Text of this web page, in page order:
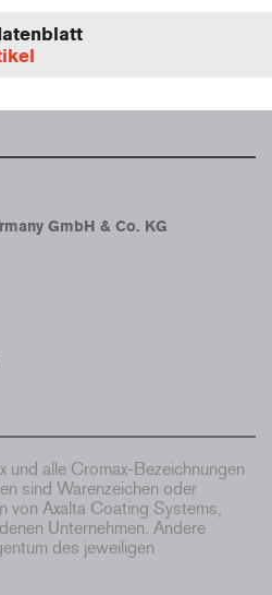
GmbH & Co. KG
und alle Cromax-Bezeichnungen
sind Warenzeichen oder
von Axalta Coating Systems,
Unternehmen. Andere
des jeweiligen